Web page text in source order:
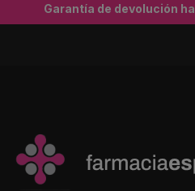
Garantía de devolución